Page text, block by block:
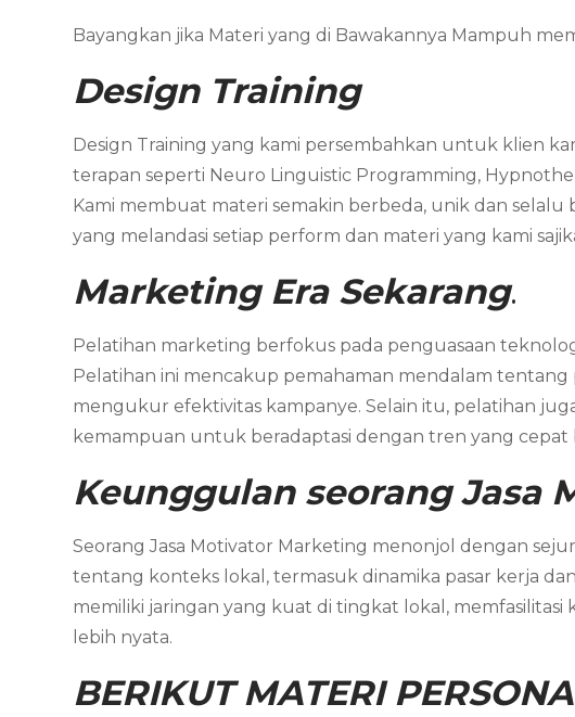
Bayangkan jika Materi yang di Bawakannya Mampuh
Design Training
Design Training yang kami persembahkan untuk klien
terapan seperti Neuro Linguistic Programming,
Kami membuat materi semakin berbeda, unik dan
yang melandasi setiap perform dan materi yang kami
Marketing Era Sekarang.
Pelatihan marketing berfokus pada penguasaan
Pelatihan ini mencakup pemahaman mendalam
mengukur efektivitas kampanye. Selain itu, pelatihan
kemampuan untuk beradaptasi dengan tren yang cepat
Keunggulan seorang Jasa
Seorang Jasa Motivator Marketing menonjol dengan
tentang konteks lokal, termasuk dinamika pasar kerja
memiliki jaringan yang kuat di tingkat lokal,
lebih nyata.
BERIKUT MATERI